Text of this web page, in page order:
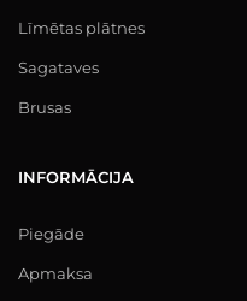
Līmētas plātnes
Sagataves
Brusas
INFORMĀCIJA
Piegāde
Apmaksa